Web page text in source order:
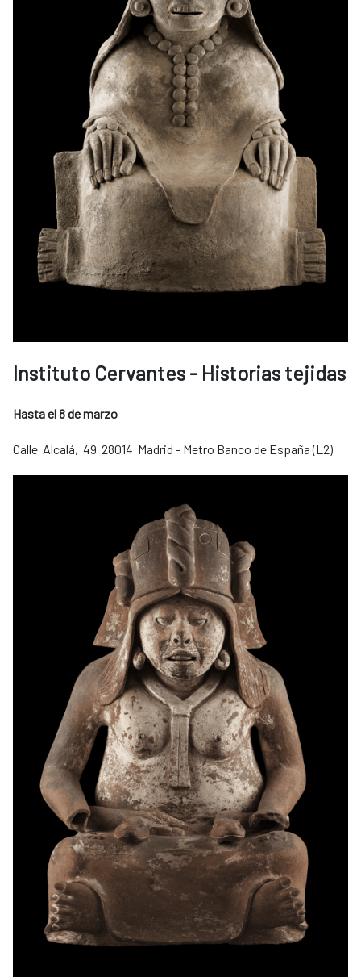
Instituto Cervantes - Historias tejidas
Hasta el 8 de marzo
Calle Alcalá, 49 28014 Madrid - Metro Banco de España (L2)